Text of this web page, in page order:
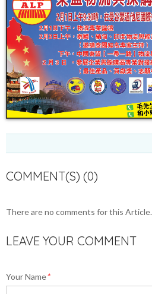
COMMENT(S) (0)
There are no comments for this Article.
LEAVE YOUR COMMENT
Your Name*